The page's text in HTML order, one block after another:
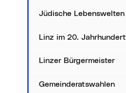
Jüdische Lebenswelten
Linz im 20. Jahrhundert
Linzer Bürgermeister
Gemeinderatswahlen